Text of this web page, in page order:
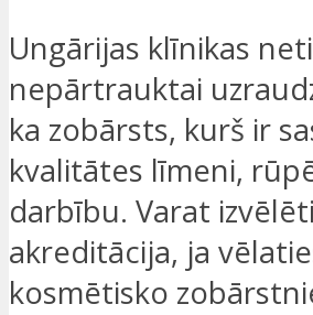
Ungārijas klīnikas
nepārtrauktai
ka zobārsts, kurš ir
kvalitātes līmeni,
darbību. Varat
akreditācija, ja
kosmētisko